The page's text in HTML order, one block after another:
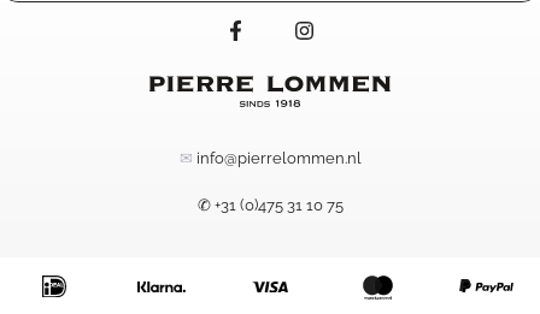
✉ info@pierrelommen.nl
✆ +31 (0)475 31 10 75